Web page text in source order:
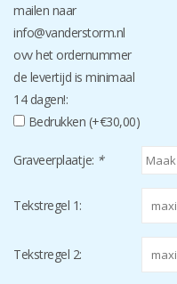
mailen naar
info@vanderstorm.nl
ovv het ordernummer
de levertijd is minimaal
14 dagen!:
Bedrukken (+€30,00)
Graveerplaatje: *
Tekstregel 1:
Tekstregel 2: